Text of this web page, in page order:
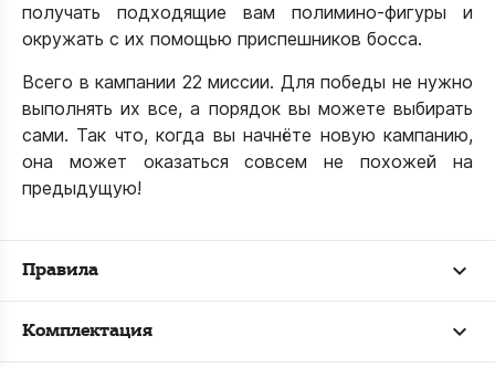
получать подходящие вам полимино-фигуры и
окружать с их помощью приспешников босса.
Всего в кампании 22 миссии. Для победы не нужно
выполнять их все, а порядок вы можете выбирать
сами. Так что, когда вы начнёте новую кампанию,
она может оказаться совсем не похожей на
предыдущую!
Правила
Комплектация